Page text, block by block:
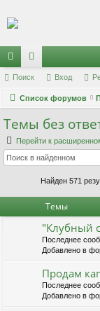
Регистрация
с
ы
лк
и
ор
ум
ы
Поиск Вход Р
Список форумов
Темы без
Перейти к
Найден 571
Темы
"Клубный
Последнее
Добавлено в
Продам
Последнее
Добавлено в